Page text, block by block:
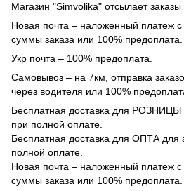
Магазин "Simvolika" отсылает
Новая почта – наложенный платеж
суммы заказа или 100% предоплата.
Укр почта – 100% предоплата.
Самовывоз – на 7км, отправка
через водителя или 100%
Бесплатная доставка для РОЗНИЦЫ
при полной оплате.
Бесплатная доставка для ОПТА для
полной оплате.
Новая почта – наложенный платеж
суммы заказа или 100% предоплата.